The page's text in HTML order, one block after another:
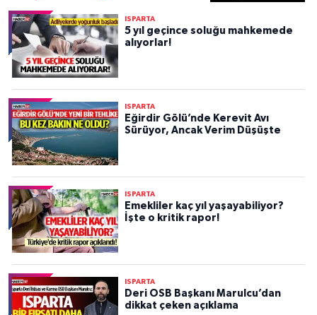
ISPARTA
5 yıl geçince soluğu mahkemede
alıyorlar!
ISPARTA
Eğirdir Gölü’nde Kerevit Avı
Sürüyor, Ancak Verim Düşüşte
ISPARTA
Emekliler kaç yıl yaşayabiliyor?
İşte o kritik rapor!
ISPARTA
Deri OSB Başkanı Marulcu’dan
dikkat çeken açıklama